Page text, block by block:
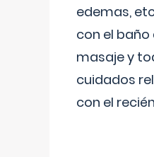
edemas,
con el baño
masaje y
cuidados
con el